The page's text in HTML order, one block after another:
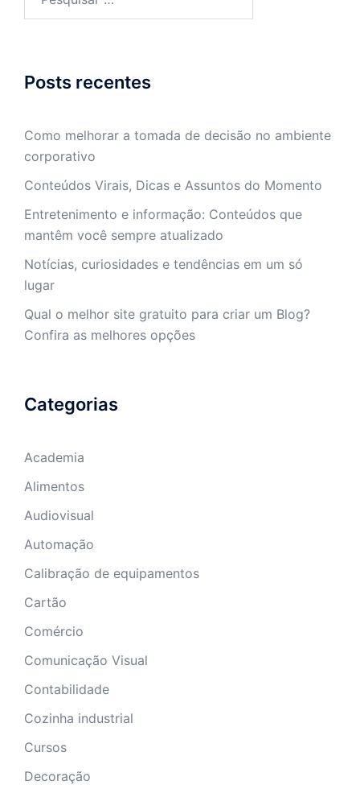
por:
Posts recentes
Como melhorar a tomada de decisão no ambiente
corporativo
Conteúdos Virais, Dicas e Assuntos do Momento
Entretenimento e informação: Conteúdos que
mantêm você sempre atualizado
Notícias, curiosidades e tendências em um só
lugar
Qual o melhor site gratuito para criar um Blog?
Confira as melhores opções
Categorias
Academia
Alimentos
Audiovisual
Automação
Calibração de equipamentos
Cartão
Comércio
Comunicação Visual
Contabilidade
Cozinha industrial
Cursos
Decoração